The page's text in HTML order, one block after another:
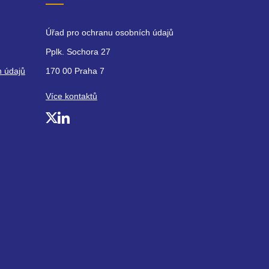
údajů
Úřad pro ochranu osobních údajů
Pplk. Sochora 27
170 00 Praha 7
Více kontaktů